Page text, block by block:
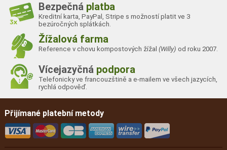
Bezpečná platba
Kreditní karta, PayPal, Stripe s možností platit ve 3
bezúročných splátkách.
Žížalová farma
Reference v chovu kompostových žížal(Willy) od roku 2007.
Vícejazyčná podpora
Telefonicky ve francouzštině a e-mailem ve všech jazycích,
rychlá odpověď.
Přijímané platební metody